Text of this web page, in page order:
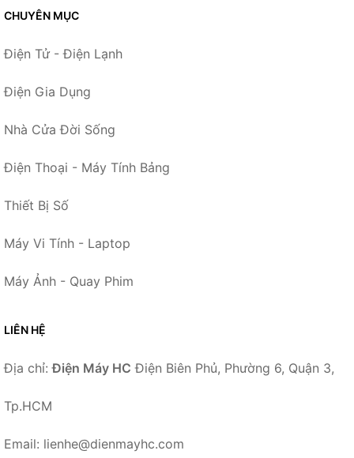
CHUYÊN MỤC
Điện Tử - Điện Lạnh
Điện Gia Dụng
Nhà Cửa Đời Sống
Điện Thoại - Máy Tính Bảng
Thiết Bị Số
Máy Vi Tính - Laptop
Máy Ảnh - Quay Phim
LIÊN HỆ
Địa chỉ:Điện Máy HC Điện Biên Phủ, Phường 6, Quận 3,
Tp.HCM
Email: lienhe@dienmayhc.com